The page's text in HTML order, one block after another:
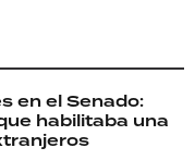
en el Senado:
habilitaba una